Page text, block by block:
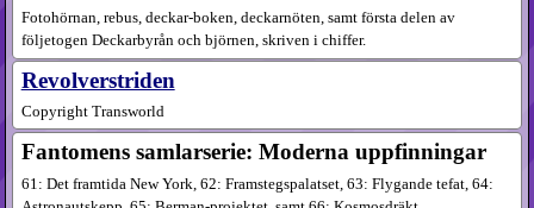
Fotohörnan, rebus, deckar-boken, deckarnöten, samt första delen av
följetogen Deckarbyrån och björnen, skriven i chiffer.
Revolverstriden
Copyright Transworld
Fantomens samlarserie: Moderna uppfinningar
61: Det framtida New York, 62: Framstegspalatset, 63: Flygande tefat, 64: